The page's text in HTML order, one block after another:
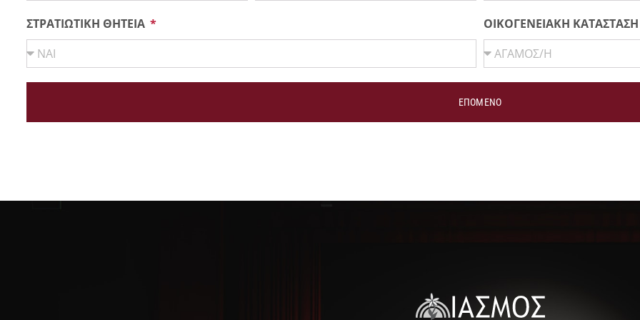
ΣΤΡΑΤΙΩΤΙΚΗ ΘΗΤΕΙΑ ΟΙΚΟΓΕΝΕΙΑΚΗ
ΕΠΟΜΕΝΟ